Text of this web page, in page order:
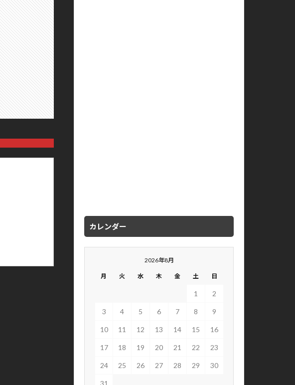
カレンダー
2026年8月
月 火 水 木 金 土 日
1 2
3 4 5 6 7 8 9
10 11 12 13 14 15 16
17 18 19 20 21 22 23
24 25 26 27 28 29 30
31